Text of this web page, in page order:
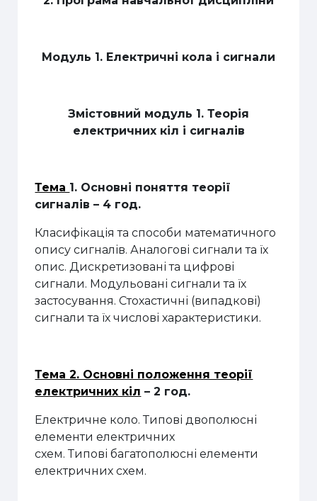
Модуль 1. Електричні кола і сигнали
Змістовний модуль 1. Теорія
електричних кіл і сигналів
Тема 1. Основні поняття теорії
сигналів – 4 год.
Класифікація та способи математичного
опису сигналів.Аналогові сигналита їх
опис. Дискретизовані та цифрові
сигнали. Модульовані сигнали та їх
застосування.Стохастичні (випадкові)
сигнали та їх числові характеристики.
Тема 2. Основні положення теорії
електричних кіл –2 год.
Електричне коло.Типові двополюсні
елементи електричних
схем.Типовібагатополюсні елементи
електричних схем.